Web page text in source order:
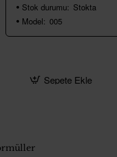
Stok durumu: Stokta
Model: 005
Sepete Ekle